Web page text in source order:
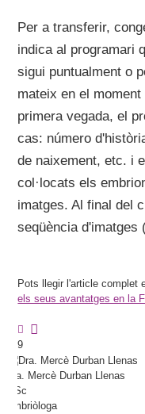
Per a transferir,
indica al programari
sigui puntualment o
mateix en el
primera vegada, el
cas: número
de naixement, etc. i
col·locats els
imatges. Al final del
seqüència d'imatges
Pots llegir l'article complet
els seus avantatges en la
9
Dra. Mercè Durban Llenas
MSc
Embriòloga